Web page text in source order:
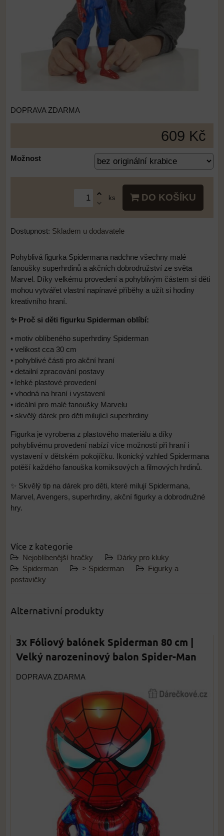
DOPRAVA ZDARMA
609 Kč
Možnost
ks DO KOŠÍKU
Dostupnost: Skladem u dodavatele
Pohyblivá figurka Spidermana nadchne všechny malé
fanoušky superhrdinů a akčních dobrodružství ze světa
Marvel. Díky velkému provedení a pohyblivým částem si děti
mohou vytvářet vlastní napínavé příběhy a užít si hodiny
kreativního hraní.
✨ Proč si děti figurku Spiderman oblíbí:
• motiv oblíbeného superhrdiny Spiderman
• velikost cca 30 cm
• pohyblivé části pro akční hraní
• detailní zpracování postavy
• lehké plastové provedení
• vhodná na hraní i vystavení
• ideální pro malé fanoušky Marvelu
• skvělý dárek pro děti milující superhrdiny
Figurka je vyrobena z plastového materiálu a díky
pohyblivému provedení nabízí více možností při hraní i
vystavení v dětském pokojíčku. Ikonický vzhled Spidermana
potěší každého fanouška komiksových a filmových hrdinů.
✨ Skvělý tip na dárek pro děti, které milují Spidermana,
Marvel, Avengers, superhrdiny, akční figurky a dobrodružné
hry.
Více z kategorie
Nejoblíbenější hračky
Dárky pro kluky
Spiderman
> Spiderman
Figurky a
postavičky
Alternativní produkty
3x Fóliový balónek Spiderman 80 cm |
Velký narozeninový balon Spider-Man
DOPRAVA ZDARMA